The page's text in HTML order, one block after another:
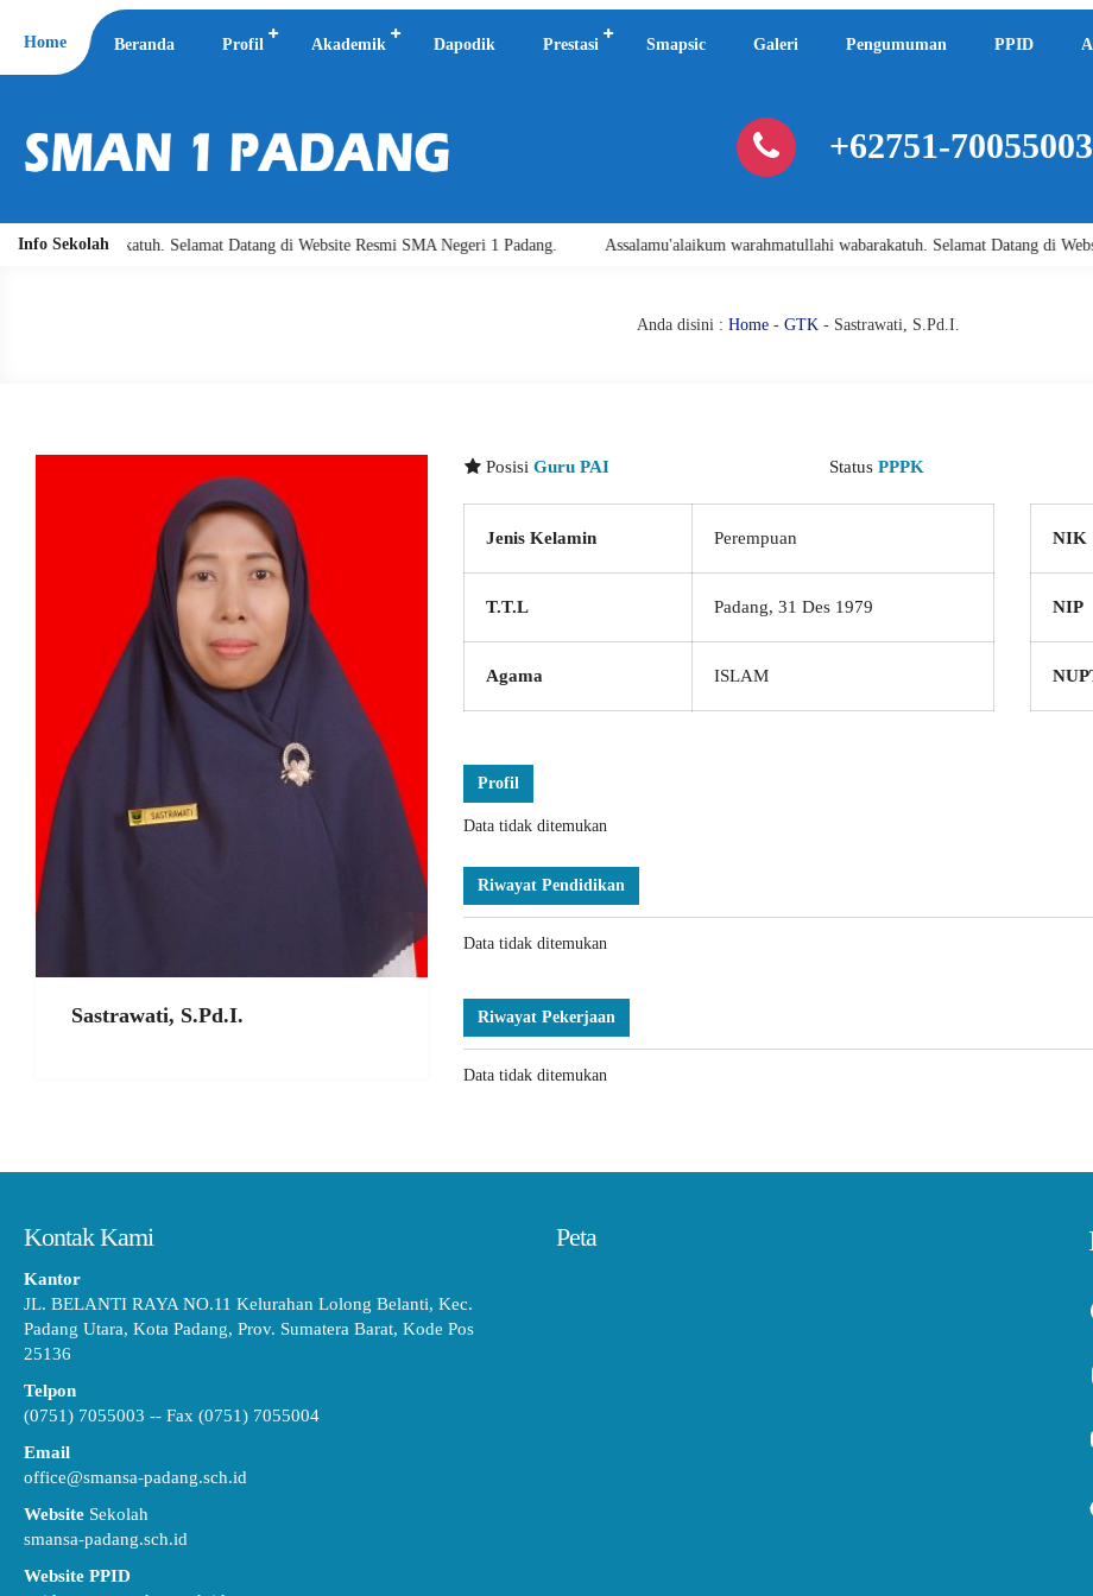
Home Beranda Profil Akademik Dapodik Prestasi Smapsic Galeri Pengumuman PPID
+62751-70055003
Info Sekolah
wabarakatuh. Selamat Datang di Website Resmi SMA Negeri 1 Padang. Assalamu'alaikum warahmatullahi wabarakatuh. Selamat Datang di Website
Anda disini : Home - GTK - Sastrawati, S.Pd.I.
Sastrawati, S.Pd.I.
Posisi Guru PAI Status PPPK
Jenis Kelamin Perempuan
T.T.L Padang, 31 Des 1979
Agama ISLAM
NIK
NIP
Profil
Data tidak ditemukan
Riwayat Pendidikan
Data tidak ditemukan
Riwayat Pekerjaan
Data tidak ditemukan
Kontak Kami
Kantor
JL. BELANTI RAYA NO.11 Kelurahan Lolong Belanti, Kec.
Padang Utara, Kota Padang, Prov. Sumatera Barat, Kode Pos
25136
Telpon
(0751) 7055003 -- Fax (0751) 7055004
Email
office@smansa-padang.sch.id
Website Sekolah
smansa-padang.sch.id
Website PPID
Peta